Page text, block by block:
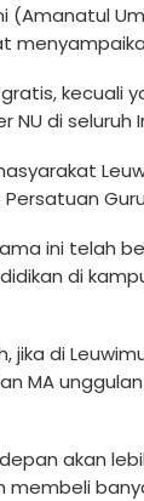
(Amanatul
kecuali
di seluruh
ini telah
di
jika di
MA
akan